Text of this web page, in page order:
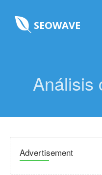
SEOWAVE
Análisis
Advertisement